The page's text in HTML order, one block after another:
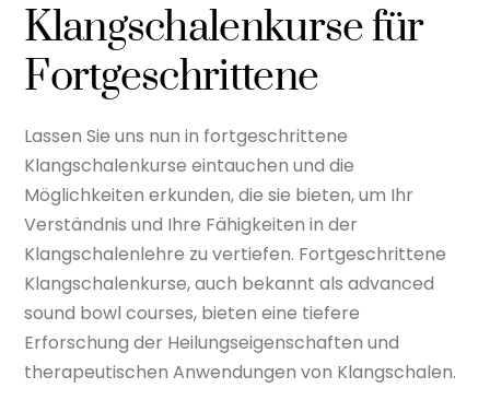
Klangschalenkurse für
Fortgeschrittene
Lassen Sie uns nun in fortgeschrittene
Klangschalenkurse eintauchen und die
Möglichkeiten erkunden, die sie bieten, um Ihr
Verständnis und Ihre Fähigkeiten in der
Klangschalenlehre zu vertiefen. Fortgeschrittene
Klangschalenkurse, auch bekannt als advanced
sound bowl courses, bieten eine tiefere
Erforschung der Heilungseigenschaften und
therapeutischen Anwendungen von Klangschalen.